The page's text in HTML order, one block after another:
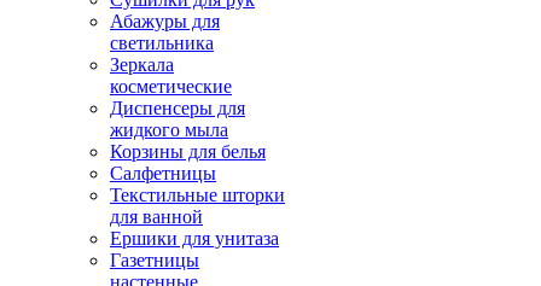
Абажуры для
светильника
Зеркала
косметические
Диспенсеры для
жидкого мыла
Корзины для белья
Салфетницы
Текстильные шторки
для ванной
Ершики для унитаза
Газетницы
настенные